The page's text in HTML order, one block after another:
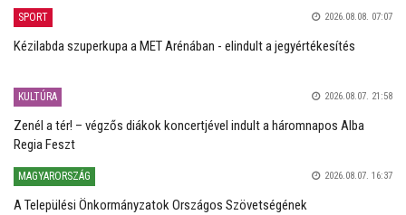
SPORT 2026.08.08. 07:07
Kézilabda szuperkupa a MET Arénában - elindult a jegyértékesítés
KULTÚRA 2026.08.07. 21:58
Zenél a tér! – végzős diákok koncertjével indult a háromnapos Alba
Regia Feszt
MAGYARORSZÁG 2026.08.07. 16:37
A Települési Önkormányzatok Országos Szövetségének